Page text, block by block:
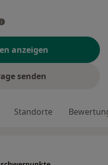
anzeigen
senden
Standorte